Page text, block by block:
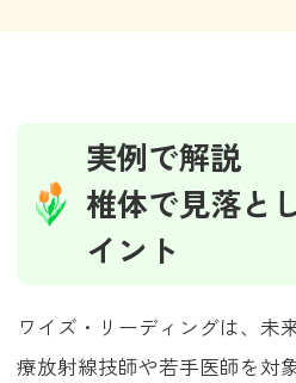
実例で解説
椎体で見落と
イント
ワイズ・リーディングは、未
療放射線技師や若手医師を対